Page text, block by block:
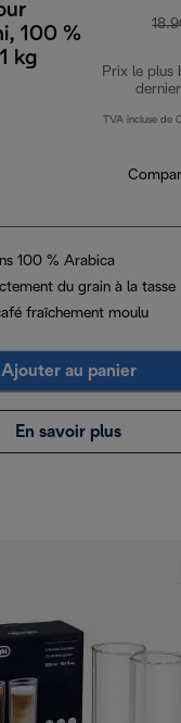
100 %
kg
Prix le plus
TVA incluse de
100 % Arabica
du grain à la tasse
fraîchement moulu
Ajouter au panier
En savoir plus